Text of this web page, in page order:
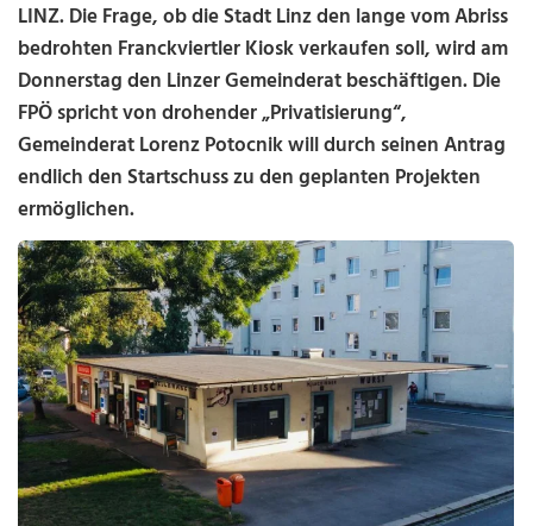
LINZ. Die Frage, ob die Stadt Linz den lange vom Abriss
bedrohten Franckviertler Kiosk verkaufen soll, wird am
Donnerstag den Linzer Gemeinderat beschäftigen. Die
FPÖ spricht von drohender „Privatisierung“,
Gemeinderat Lorenz Potocnik will durch seinen Antrag
endlich den Startschuss zu den geplanten Projekten
ermöglichen.